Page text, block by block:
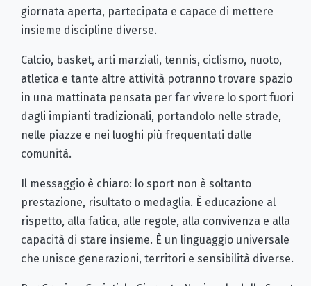
giornata aperta, partecipata e capace di mettere
insieme discipline diverse.
Calcio, basket, arti marziali, tennis, ciclismo, nuoto,
atletica e tante altre attività potranno trovare spazio
in una mattinata pensata per far vivere lo sport fuori
dagli impianti tradizionali, portandolo nelle strade,
nelle piazze e nei luoghi più frequentati dalle
comunità.
Il messaggio è chiaro: lo sport non è soltanto
prestazione, risultato o medaglia. È educazione al
rispetto, alla fatica, alle regole, alla convivenza e alla
capacità di stare insieme. È un linguaggio universale
che unisce generazioni, territori e sensibilità diverse.